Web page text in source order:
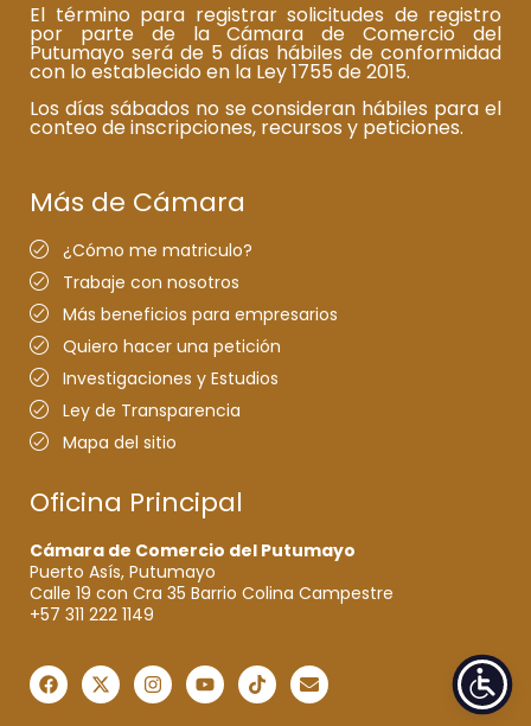
El término para registrar solicitudes de registro
por parte de la Cámara de Comercio del
Putumayo será de 5 días hábiles de conformidad
con lo establecido en la Ley 1755 de 2015.
Los días sábados no se consideran hábiles para el
conteo de inscripciones, recursos y peticiones.
Más de Cámara
¿Cómo me matriculo?
Trabaje con nosotros
Más beneficios para empresarios
Quiero hacer una petición
Investigaciones y Estudios
Ley de Transparencia
Mapa del sitio
Oficina Principal
Cámara de Comercio del Putumayo
Puerto Asís, Putumayo
Calle 19 con Cra 35 Barrio Colina Campestre
+57 311 222 1149